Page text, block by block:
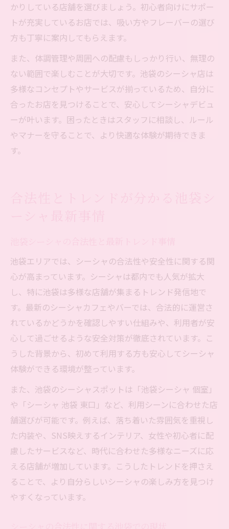
かりしている店舗を選びましょう。初心者向けにサポー
トが充実しているお店では、吸い方やフレーバーの選び
方も丁寧に案内してもらえます。
また、体調管理や周囲への配慮もしっかり行い、無理の
ない範囲で楽しむことが大切です。池袋のシーシャ店は
多様なコンセプトやサービスが揃っているため、自分に
合ったお店を見つけることで、安心してシーシャデビュ
ーが叶います。困ったときはスタッフに相談し、ルール
やマナーを守ることで、より快適な体験が期待できま
す。
池袋エリアでは、シーシャの合法性や安全性に関する関
心が高まっています。シーシャは都内でも人気が拡大
し、特に池袋は多様な店舗が集まるトレンド発信地で
す。最新のシーシャカフェやバーでは、合法的に運営さ
れているかどうかを確認しやすい仕組みや、利用者が安
心して過ごせるような安全対策が徹底されています。こ
うした背景から、初めて利用する方も安心してシーシャ
体験ができる環境が整っています。
また、池袋のシーシャスポットは「池袋シーシャ 個室」
や「シーシャ 池袋 東口」など、利用シーンに合わせた店
舗選びが可能です。例えば、落ち着いた雰囲気を重視し
た内装や、SNS映えするインテリア、女性や初心者に配
慮したサービスなど、時代に合わせた多様なニーズに応
える店舗が増加しています。こうしたトレンドを押さえ
ることで、より自分らしいシーシャの楽しみ方を見つけ
やすくなっています。